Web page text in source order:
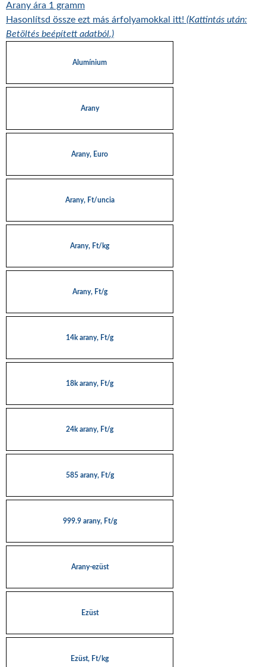
Arany ára 1 gramm
Hasonlítsd össze ezt más árfolyamokkal itt! (Kattintás után:
Betöltés beépített adatból.)
Alumínium
Arany
Arany, Euro
Arany, Ft/uncia
Arany, Ft/kg
Arany, Ft/g
14k arany, Ft/g
18k arany, Ft/g
24k arany, Ft/g
585 arany, Ft/g
999.9 arany, Ft/g
Arany-ezüst
Ezüst
Ezüst, Ft/kg